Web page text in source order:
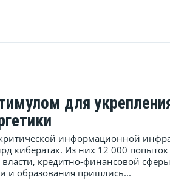
для
информационной
кибератак. Из них 12 000
власти, кредитно-финансовой
и образования пришлись...